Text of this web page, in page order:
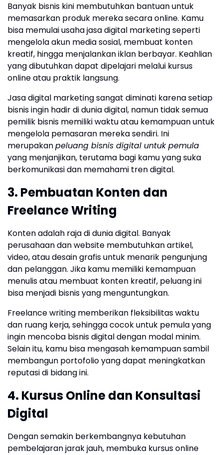
Banyak bisnis kini membutuhkan bantuan untuk
memasarkan produk mereka secara online. Kamu
bisa memulai usaha jasa digital marketing seperti
mengelola akun media sosial, membuat konten
kreatif, hingga menjalankan iklan berbayar. Keahlian
yang dibutuhkan dapat dipelajari melalui kursus
online atau praktik langsung.
Jasa digital marketing sangat diminati karena setiap
bisnis ingin hadir di dunia digital, namun tidak semua
pemilik bisnis memiliki waktu atau kemampuan untuk
mengelola pemasaran mereka sendiri. Ini
merupakanpeluang bisnis digital untuk pemula
yang menjanjikan, terutama bagi kamu yang suka
berkomunikasi dan memahami tren digital.
3. Pembuatan Konten dan
Freelance Writing
Konten adalah raja di dunia digital. Banyak
perusahaan dan website membutuhkan artikel,
video, atau desain grafis untuk menarik pengunjung
dan pelanggan. Jika kamu memiliki kemampuan
menulis atau membuat konten kreatif, peluang ini
bisa menjadi bisnis yang menguntungkan.
Freelance writing memberikan fleksibilitas waktu
dan ruang kerja, sehingga cocok untuk pemula yang
ingin mencoba bisnis digital dengan modal minim.
Selain itu, kamu bisa mengasah kemampuan sambil
membangun portofolio yang dapat meningkatkan
reputasi di bidang ini.
4. Kursus Online dan Konsultasi
Digital
Dengan semakin berkembangnya kebutuhan
pembelajaran jarak jauh, membuka kursus online